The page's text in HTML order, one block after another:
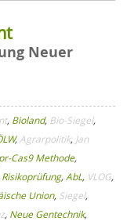
Neuer
, Bioland, Bio-Siegel,
, Agrarpolitik, Jan
Cas9 Methode,
Risikoprüfung,AbL, VLOG,
Union, Siegel,
, Neue Gentechnik,